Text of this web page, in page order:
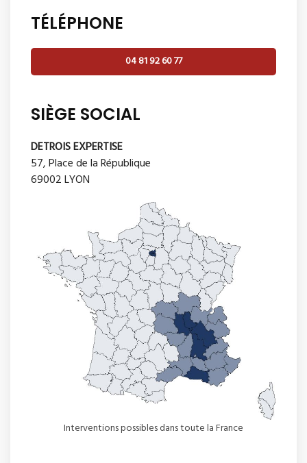
TÉLÉPHONE
04 81 92 60 77
SIÈGE SOCIAL
DETROIS EXPERTISE
57, Place de la République
69002 LYON
Interventions possibles dans toute la France